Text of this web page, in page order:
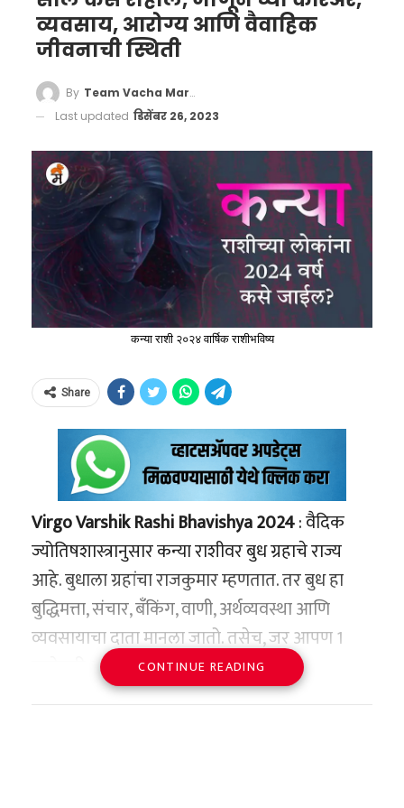
व्यवसाय, आरोग्य आणि वैवाहिक
जीवनाची स्थिती
By Team Vacha Marathi
Last updated डिसेंबर 26, 2023
कन्या राशी २०२४ वार्षिक राशीभविष्य
Share
Virgo Varshik Rashi Bhavishya 2024: वैदिक
ज्योतिषशास्त्रानुसार कन्या राशीवर बुध ग्रहाचे राज्य
आहे. बुधाला ग्रहांचा राजकुमार म्हणतात. तर बुध हा
बुद्धिमत्ता, संचार, बँकिंग, वाणी, अर्थव्यवस्था आणि
व्यवसायाचा दाता मानला जातो. तसेच, जर आपण 1
जानेवारी 2024 रोजी कन्या राशीच्या संक्रमण
कुंडलीतील ग्रहांची स्थिती पाहिली, तर केतू तुमच्या
CONTINUE READING